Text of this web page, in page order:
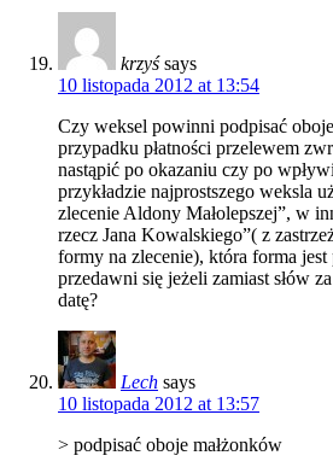
krzyś says
10 listopada 2012 at 13:54
Czy weksel powinni podpisać
przypadku płatności przelewem
nastąpić po okazaniu czy po
przykładzie najprostszego weksla
zlecenie Aldony Małolepszej”, w
rzecz Jana Kowalskiego”( z
formy na zlecenie), która forma
przedawni się jeżeli zamiast słów
datę?
Lech says
10 listopada 2012 at 13:57
> podpisać oboje małżonków